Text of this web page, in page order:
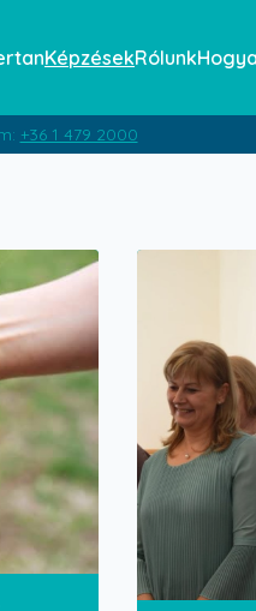
KépzésekRólunk
+36 1 479 2000